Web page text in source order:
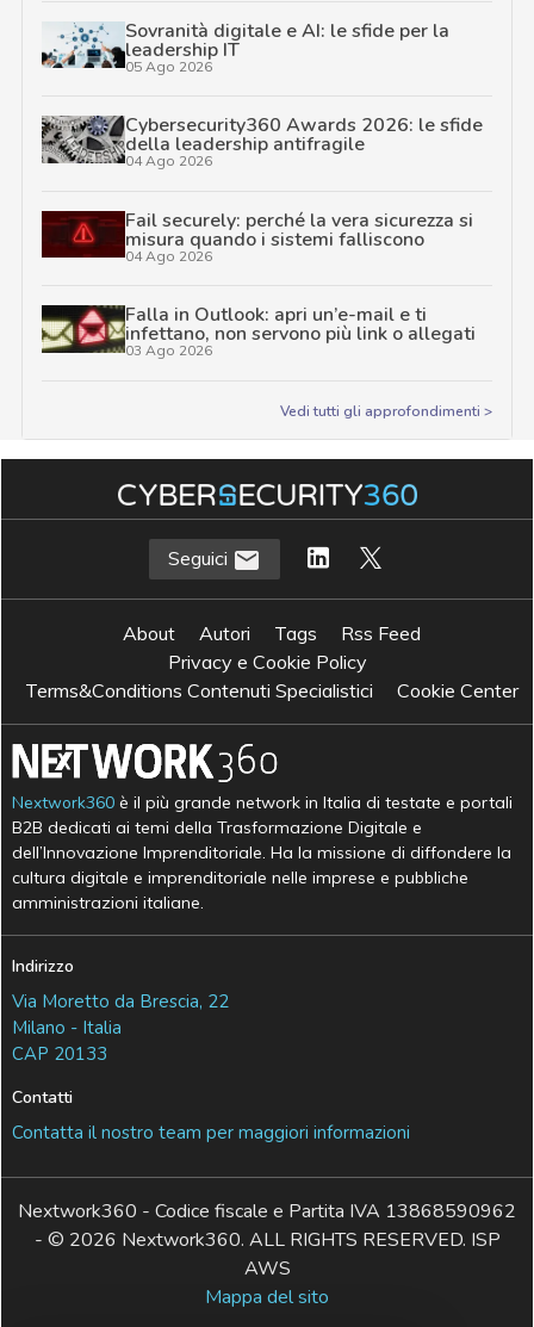
Sovranità digitale e AI: le sfide per la
leadership IT
05 Ago 2026
Cybersecurity360 Awards 2026: le sfide
della leadership antifragile
04 Ago 2026
Fail securely: perché la vera sicurezza si
misura quando i sistemi falliscono
04 Ago 2026
Falla in Outlook: apri un’e-mail e ti
infettano, non servono più link o allegati
03 Ago 2026
Vedi tutti gli approfondimenti >
Seguici
About Autori Tags
Rss Feed
Privacy e Cookie Policy
Terms&Conditions Contenuti Specialistici
Cookie Center
Nextwork360 è il più grande network in Italia di testate e portali
B2B dedicati ai temi della Trasformazione Digitale e
dell’Innovazione Imprenditoriale. Ha la missione di diffondere la
cultura digitale e imprenditoriale nelle imprese e pubbliche
amministrazioni italiane.
Indirizzo
Via Moretto da Brescia, 22
Milano - Italia
CAP 20133
Contatti
Contatta il nostro team per maggiori informazioni
Nextwork360 - Codice fiscale e Partita IVA 13868590962
- © 2026 Nextwork360. ALL RIGHTS RESERVED. ISP
AWS
Mappa del sito